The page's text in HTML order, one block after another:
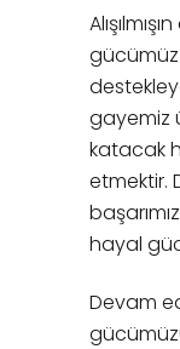
gücümüz
gayemiz
katacak
etmektir.
hayal
Devam